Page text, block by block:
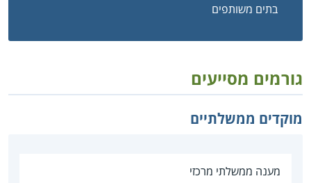
בתים משותפים
גורמים מסייעים
מוקדים ממשלתיים
מענה ממשלתי מרכזי